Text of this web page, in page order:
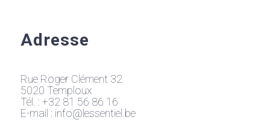
Adresse
Rue Roger Clément 32
5020 Temploux
Tél. : +32 81 56 86 16
E-mail : info@lessentiel.be